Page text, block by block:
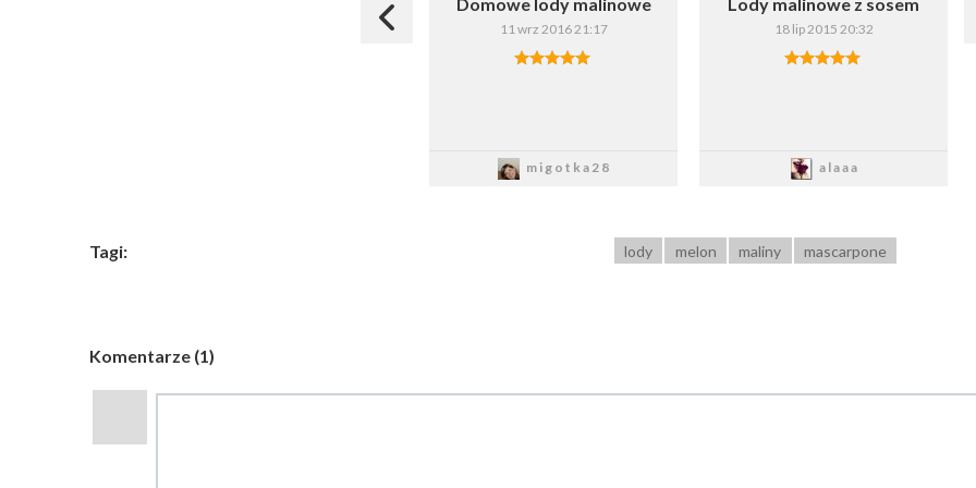
11 wrz 2016 21:17
migotka28
18 lip 2015 20:32
alaaa
Zapisz
Tagi: lody melon maliny mascarpone
Komentarze (1)